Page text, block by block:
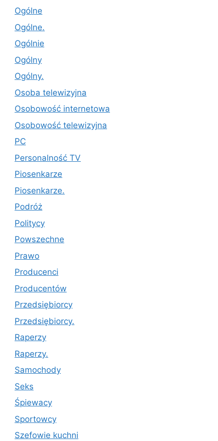
Ogólne
Ogólne.
Ogólnie
Ogólny
Ogólny.
Osoba telewizyjna
Osobowość internetowa
Osobowość telewizyjna
PC
Personalność TV
Piosenkarze
Piosenkarze.
Podróż
Politycy
Powszechne
Prawo
Producenci
Producentów
Przedsiębiorcy
Przedsiębiorcy.
Raperzy
Raperzy.
Samochody
Seks
Śpiewacy
Sportowcy
Szefowie kuchni